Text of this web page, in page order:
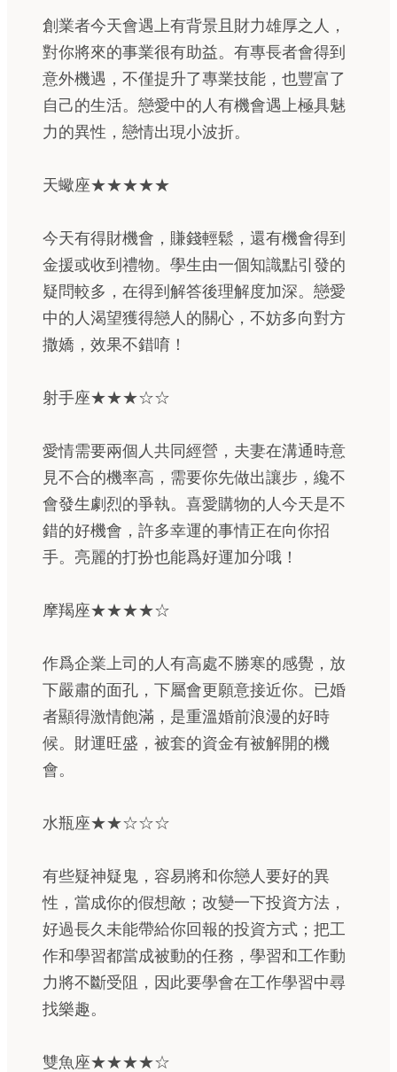
創業者今天會遇上有背景且財力雄厚之人，
對你將來的事業很有助益。有專長者會得到
意外機遇，不僅提升了專業技能，也豐富了
自己的生活。戀愛中的人有機會遇上極具魅
力的異性，戀情出現小波折。
天蠍座★★★★★
今天有得財機會，賺錢輕鬆，還有機會得到
金援或收到禮物。學生由一個知識點引發的
疑問較多，在得到解答後理解度加深。戀愛
中的人渴望獲得戀人的關心，不妨多向對方
撒嬌，效果不錯唷！
射手座★★★☆☆
愛情需要兩個人共同經營，夫妻在溝通時意
見不合的機率高，需要你先做出讓步，纔不
會發生劇烈的爭執。喜愛購物的人今天是不
錯的好機會，許多幸運的事情正在向你招
手。亮麗的打扮也能爲好運加分哦！
摩羯座★★★★☆
作爲企業上司的人有高處不勝寒的感覺，放
下嚴肅的面孔，下屬會更願意接近你。已婚
者顯得激情飽滿，是重溫婚前浪漫的好時
候。財運旺盛，被套的資金有被解開的機
會。
水瓶座★★☆☆☆
有些疑神疑鬼，容易將和你戀人要好的異
性，當成你的假想敵；改變一下投資方法，
好過長久未能帶給你回報的投資方式；把工
作和學習都當成被動的任務，學習和工作動
力將不斷受阻，因此要學會在工作學習中尋
找樂趣。
雙魚座★★★★☆